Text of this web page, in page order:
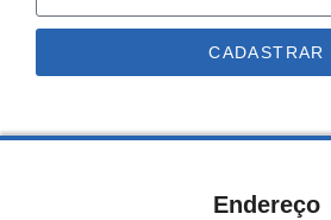
CADASTRAR
Endereço